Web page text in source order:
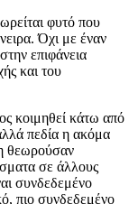
φυτό που
Όχι με έναν
επιφάνεια
και του
κοιμηθεί κάτω από
πεδία η ακόμα
θεωρούσαν
σε άλλους
συνδεδεμένο
πιο συνδεδεμένο